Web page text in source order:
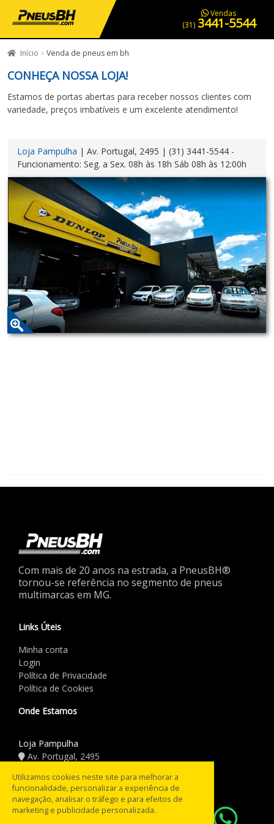
PNEUS EM OFERTA SERVIÇOS AUTOMOTIVOS NOSSA LOJA
Vendas
(31) 3441-5544
Início Venda de pneus em bh
CONHEÇA NOSSA LOJA!
Estamos de portas abertas para receber nossos clientes com
variedade, preços imbatíveis e um excelente atendimento!
Loja Pampulha | Av. Portugal, 2495 | (31) 3441-5544 -
Funcionamento: Seg. a Sex. 08h às 18h Sáb 08h às 12:00h
Com mais de 20 anos na estrada, a PneusBH®
tornou-se referência no segmento de pneus
multimarcas em MG.
Links Úteis
Minha conta
Login
Política de Privacidade
Política de Cookies
Onde Estamos
Loja Pampulha
Av. Portugal, 2495
Horário de Funcionamento
Seg a Sex: 08:00 às 18:00
Utilizamos cookies neste site para melhorar a
funcionalidade, personalizar a experiência de
navegação, analisar o tráfego e para efeitos de
marketing e publicidade personalizada.